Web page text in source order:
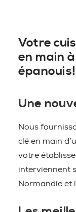
Votre
en main
épanouis!
Une
Nous
clé en main
votre
interviennent
Normandie et